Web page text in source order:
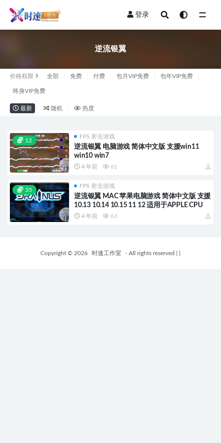
登录
逆流银翼
价格权限 全部 免费 付费 包月VIP免费 包年VIP免费
终身VIP免费
最新 随机 热度
12
FPS 射击游戏
逆流银翼 电脑游戏 简体中文版 支援win11
win10 win7
4 年前 61
35
FPS 射击游戏
逆流银翼 MAC 苹果电脑游戏 简体中文版 支援
10.13 10.14 10.15 11 12 适用于APPLE CPU
4 年前 63
Copyright © 2026 时速工作室 - All rights reserved